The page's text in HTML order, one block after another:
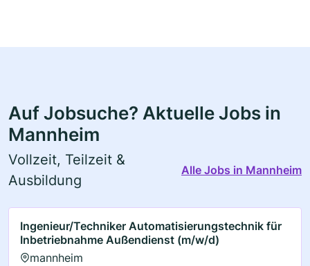
Auf Jobsuche? Aktuelle Jobs in
Mannheim
Vollzeit, Teilzeit &
Ausbildung
Alle Jobs in Mannheim
Ingenieur/Techniker Automatisierungstechnik für
Inbetriebnahme Außendienst (m/w/d)
mannheim